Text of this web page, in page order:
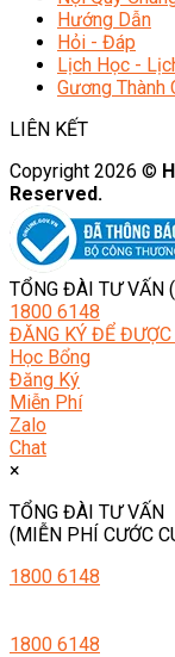
Hướng Dẫn
Hỏi - Đáp
Lịch Học -
Gương Thành
LIÊN KẾT
Copyright 2026 ©
Reserved.
TỔNG ĐÀI TƯ VẤN
1800 6148
ĐĂNG KÝ ĐỂ
Học Bổng
Đăng Ký
Miễn Phí
Zalo
Chat
×
TỔNG ĐÀI TƯ VẤN
(MIỄN PHÍ CƯỚC
1800 6148
1800 6148